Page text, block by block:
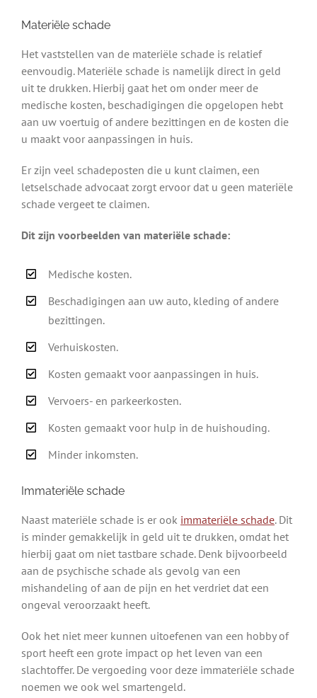
Materiële schade
Het vaststellen van de materiële schade is relatief
eenvoudig. Materiële schade is namelijk direct in geld
uit te drukken. Hierbij gaat het om onder meer de
medische kosten, beschadigingen die opgelopen hebt
aan uw voertuig of andere bezittingen en de kosten die
u maakt voor aanpassingen in huis.
Er zijn veel schadeposten die u kunt claimen, een
letselschade advocaat zorgt ervoor dat u geen materiële
schade vergeet te claimen.
Dit zijn voorbeelden van materiële schade:
Medische kosten.
Beschadigingen aan uw auto, kleding of andere
bezittingen.
Verhuiskosten.
Kosten gemaakt voor aanpassingen in huis.
Vervoers- en parkeerkosten.
Kosten gemaakt voor hulp in de huishouding.
Minder inkomsten.
Immateriële schade
Naast materiële schade is er ook immateriële schade. Dit
is minder gemakkelijk in geld uit te drukken, omdat het
hierbij gaat om niet tastbare schade. Denk bijvoorbeeld
aan de psychische schade als gevolg van een
mishandeling of aan de pijn en het verdriet dat een
ongeval veroorzaakt heeft.
Ook het niet meer kunnen uitoefenen van een hobby of
sport heeft een grote impact op het leven van een
slachtoffer. De vergoeding voor deze immateriële schade
noemen we ook wel smartengeld.